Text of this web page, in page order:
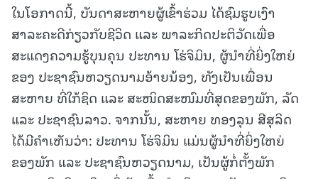
ໃນໂອກາດນີ້, ບັນດາສະຫາຍຜູ້ເຂົ້າຮ່ວມ ໄດ້ຊົມຮູບເງົາ
ສາລະຄະດີກ່ຽວກັບຊີວິດ ແລະ ພາລະກິດປະຕິວັດເພື່ອ
ສະແດງຄວາມຮູ້ບຸນຄຸນ ປະທານ ໂຮ່ຈິມິນ, ຜູ້ນໍາທີ່ຍິ່ງໃຫຍ່
ຂອງ ປະຊາຊົນຫວຽດນາມອ້າຍນ້ອງ, ທັງເປັນເພື່ອນ
ສະຫາຍ ທີ່ໃກ້ຊິດ ແລະ ສະໜິດສະໜົມທີ່ສຸດຂອງພັກ, ລັດ
ແລະ ປະຊາຊົນລາວ. ຈາກນັ້ນ, ສະຫາຍ ທອງລຸນ ສີສຸລິດ
ໄດ້ມີຄຳເຫັນວ່າ: ປະທານ ໂຮ່ຈິມິນ ແມ່ນຜູ້ນໍາທີ່ຍິ່ງໃຫຍ່
ຂອງພັກ ແລະ ປະຊາຊົນຫວຽດນາມ, ເປັນຜູ້ກໍ່ຕັ້ງພັກ